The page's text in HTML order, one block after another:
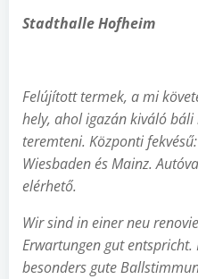
Stadthalle Hofheim
Felújított termek, a mi
hely, ahol igazán kiváló
teremteni. Központi
Wiesbaden és Mainz.
elérhető.
Wir sind in einer neu
Erwartungen gut
besonders gute